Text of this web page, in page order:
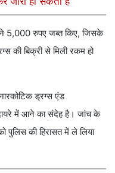
ने 5,000 रुपए जब्त किए, जिसके
की बिक्री से मिली रकम हो
ड्रग्स एंड
में आने का संदेह है। जांच के
पुलिस की हिरासत में ले लिया